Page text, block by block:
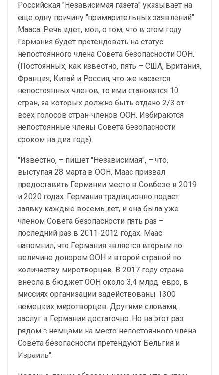
Российская "Независимая газета" указывает на
еще одну причину "примирительных заявлений"
Мааса. Речь идет, мол, о том, что в этом году
Германия будет претендовать на статус
непостоянного члена Совета безопасности ООН.
(Постоянных, как известно, пять – США, Британия,
Франция, Китай и Россия; что же касается
непостоянных членов, то ими становятся 10
стран, за которых должно быть отдано 2/3 от
всех голосов стран-членов ООН. Избираются
непостоянные члены Совета безопасности
сроком на два года).
"Известно, – пишет "Независимая", – что,
выступая 28 марта в ООН, Маас призвал
предоставить Германии место в Совбезе в 2019
и 2020 годах. Германия традиционно подает
заявку каждые восемь лет, и она была уже
членом Совета безопасности пять раз –
последний раз в 2011-2012 годах. Маас
напомнил, что Германия является вторым по
величине донором ООН и второй страной по
количеству миротворцев. В 2017 году страна
внесла в бюджет ООН около 3,4 млрд. евро, в
миссиях организации задействованы 1300
немецких миротворцев. Другими словами,
заслуг в Германии достаточно. Но на этот раз
рядом с немцами на место непостоянного члена
Совета безопасности претендуют Бельгия и
Израиль".